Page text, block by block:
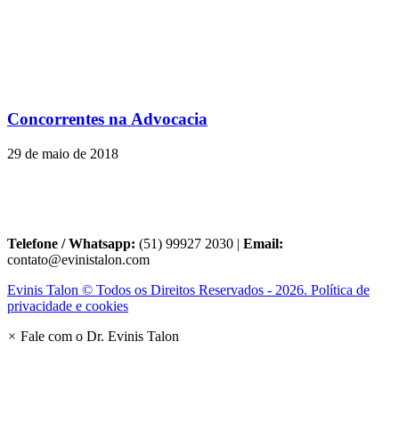
Concorrentes na Advocacia
29 de maio de 2018
Telefone / Whatsapp: (51) 99927 2030 | Email:
contato@evinistalon.com
Evinis Talon © Todos os Direitos Reservados - 2026. Política de
privacidade e cookies
× Fale com o Dr. Evinis Talon